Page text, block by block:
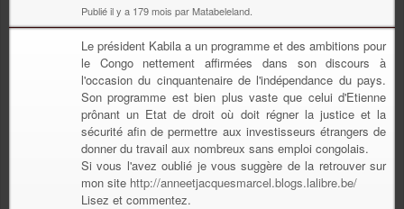
Publié il y a 179 mois par Matabeleland.
Le président Kabila a un programme et des ambitions pour
le Congo nettement affirmées dans son discours à
l'occasion du cinquantenaire de l'indépendance du pays.
Son programme est bien plus vaste que celui d'Etienne
prônant un Etat de droit où doit régner la justice et la
sécurité afin de permettre aux investisseurs étrangers de
donner du travail aux nombreux sans emploi congolais.
Si vous l'avez oublié je vous suggère de la retrouver sur
mon site http://anneetjacquesmarcel.blogs.lalibre.be/
Lisez et commentez.